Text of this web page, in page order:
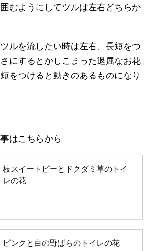
むようにしてツルは左右どちらか
ルを流したい時は左右、長短をつ
にするとかしこまった退屈なお花
をつけると動きのあるものになり
はこちらから
枝スイートピーとドクダミ草のトイ
レの花
ピンクと白の野ばらのトイレの花